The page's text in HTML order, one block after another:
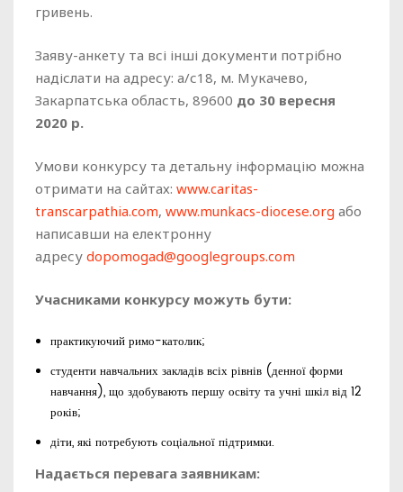
гривень.
Заяву-анкету та всі інші документи потрібно
надіслати на адресу: а/с18, м. Мукачево,
Закарпатська область, 89600 до 30 вересня
2020 р.
Умови конкурсу та детальну інформацію можна
отримати на сайтах: www.caritas-
transcarpathia.com, www.munkacs-diocese.org або
написавши на електронну
адресу dopomogad@googlegroups.com
Учасниками конкурсу можуть бути:
практикуючий римо-католик;
студенти навчальних закладів всіх рівнів (денної форми
навчання), що здобувають першу освіту та учні шкіл від 12
років;
діти, які потребують соціальної підтримки.
Надається перевага заявникам: